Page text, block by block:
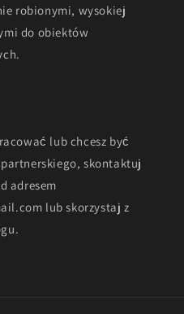
robionymi, wysokiej
do obiektów
lub chcesz być
skontaktuj
adresem
lub skorzystaj z